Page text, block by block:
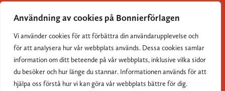
Användning av cookies på Bonnierförlagen
Vi använder cookies för att förbättra din användarupplevelse och
för att analysera hur vår webbplats används. Dessa cookies samlar
information om ditt beteende på vår webbplats, inklusive vilka sidor
du besöker och hur länge du stannar. Informationen används för att
hjälpa oss förstå hur vi kan göra vår webbplats bättre för dig.
Om Bonnierförlagen
Cookies
Integritetspolicy